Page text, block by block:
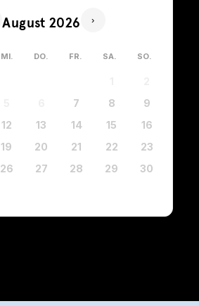
August 2026 ›
MI. DO. FR. SA. SO.
7 8
9
12 13 14 15
16
19 20 21 22
23
26 27 28 29
30